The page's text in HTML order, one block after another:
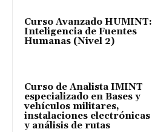
Curso Avanzado HUMINT:
Inteligencia de Fuentes
Humanas (Nivel 2)
Curso de Analista IMINT
especializado en Bases y
vehículos militares,
instalaciones electrónicas
y análisis de rutas